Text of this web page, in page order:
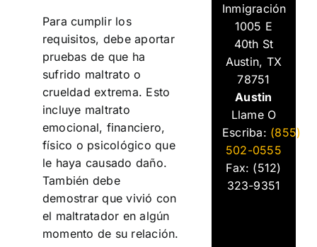
Para cumplir los
requisitos, debe aportar
pruebas de que ha
sufrido maltrato o
crueldad extrema. Esto
incluye maltrato
emocional, financiero,
físico o psicológico que
le haya causado daño.
También debe
demostrar que vivió con
el maltratador en algún
momento de su relación.
Inmigración
1005 E
40th St
Austin, TX
78751
Austin
Llame O
Escriba: (855)
502-0555
Fax: (512)
323-9351